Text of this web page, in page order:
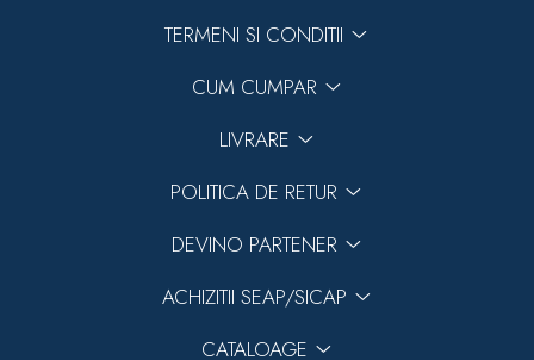
TERMENI SI CONDITII
CUM CUMPAR
LIVRARE
POLITICA DE RETUR
DEVINO PARTENER
ACHIZITII SEAP/SICAP
CATALOAGE